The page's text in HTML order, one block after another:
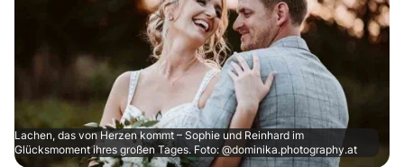
Lachen, das von Herzen kommt – Sophie und Reinhard im
Glücksmoment ihres großen Tages. Foto: @dominika.photography.at